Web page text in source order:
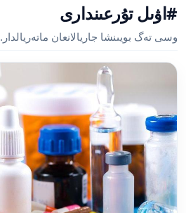
#اۋىل تۇرعىندارى
وسى تەگ بويىنشا جاريالانعان ماتەريالدار.